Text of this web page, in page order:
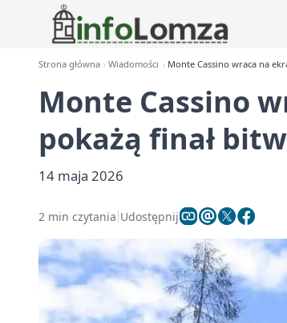
Strona główna Wiadomości Monte Cassino wraca na
Monte Cassino
pokażą finał
14 maja 2026
2 min czytania Udostępnij